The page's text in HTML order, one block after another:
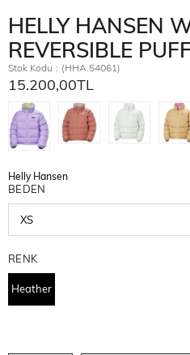
HELLY HANSEN
REVERSIBLE
Stok Kodu (HHA.54061)
15.200,00TL
Helly Hansen
BEDEN
RENK
Heather